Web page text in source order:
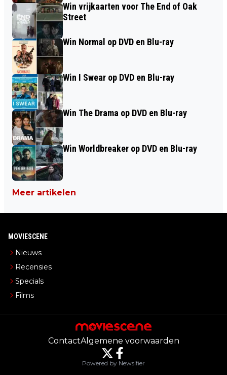
Win vrijkaarten voor The End of Oak
Street
Win Normal op DVD en Blu-ray
Win I Swear op DVD en Blu-ray
Win The Drama op DVD en Blu-ray
Win Worldbreaker op DVD en Blu-ray
Meer artikelen
MOVIESCENE
Nieuws
Recensies
Specials
Films
ContactAlgemene voorwaarden
Powered by Newsifier